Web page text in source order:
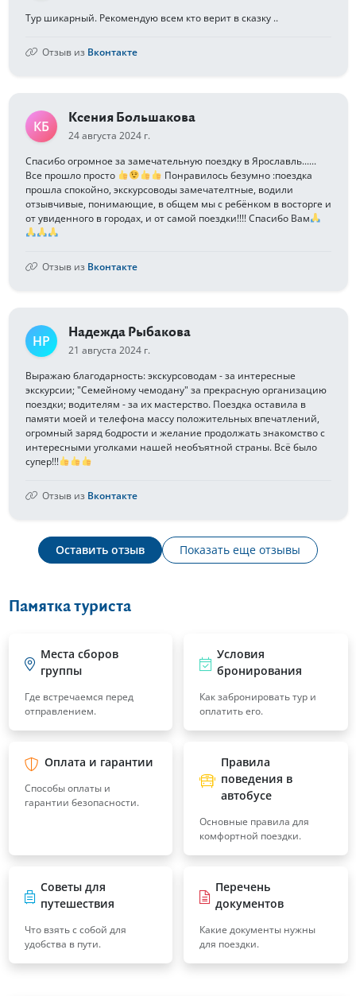
Тур шикарный. Рекомендую всем кто верит в сказку ..
Отзыв из Вконтакте
КБ
Ксения Большакова
24 августа 2024 г.
Спасибо огромное за замечательную поездку в Ярославль......
Все прошло просто
Понравилось безумно :поездка
прошла спокойно, экскурсоводы замечателтные, водили
отзывчивые, понимающие, в общем мы с ребёнком в восторге и
от увиденного в городах, и от самой поездки!!!! Спасибо Вам
Отзыв из Вконтакте
НР
Надежда Рыбакова
21 августа 2024 г.
Выражаю благодарность: экскурсоводам - за интересные
экскурсии; "Семейному чемодану" за прекрасную организацию
поездки; водителям - за их мастерство. Поездка оставила в
памяти моей и телефона массу положительных впечатлений,
огромный заряд бодрости и желание продолжать знакомство с
интересными уголками нашей необъятной страны. Всё было
супер!!!
Отзыв из Вконтакте
Оставить отзыв Показать еще отзывы
Памятка туриста
Места сборов
группы
Где встречаемся перед
отправлением.
Условия
бронирования
Как забронировать тур и
оплатить его.
Оплата и гарантии
Способы оплаты и
гарантии безопасности.
Правила
поведения в
автобусе
Основные правила для
комфортной поездки.
Советы для
путешествия
Что взять с собой для
удобства в пути.
Перечень
документов
Какие документы нужны
для поездки.